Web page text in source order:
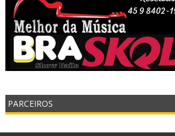
PARCEIROS